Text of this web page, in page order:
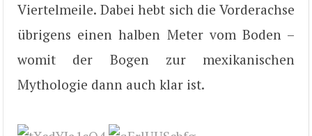
Viertelmeile. Dabei hebt sich die Vorderachse
übrigens einen halben Meter vom Boden –
womit der Bogen zur mexikanischen
Mythologie dann auch klar ist.